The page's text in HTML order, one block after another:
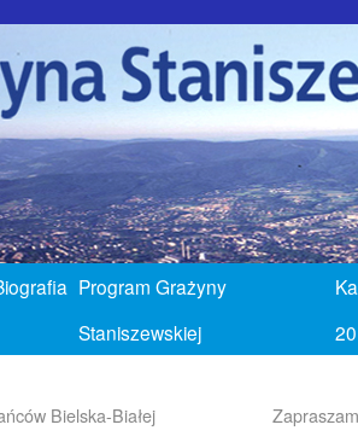
Program Grażyny
Staniszewskiej
Bielska-Białej